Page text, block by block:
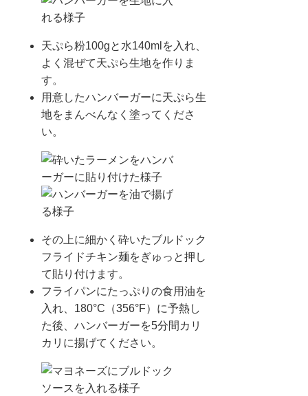
天ぷら粉100gと水140mlを入れ、
よく混ぜて天ぷら生地を作りま
す。
用意したハンバーガーに天ぷら生
地をまんべんなく塗ってくださ
い。
その上に細かく砕いたブルドック
フライドチキン麺をぎゅっと押し
て貼り付けます。
フライパンにたっぷりの食用油を
入れ、180°C（356°F）に予熱し
た後、ハンバーガーを5分間カリ
カリに揚げてください。